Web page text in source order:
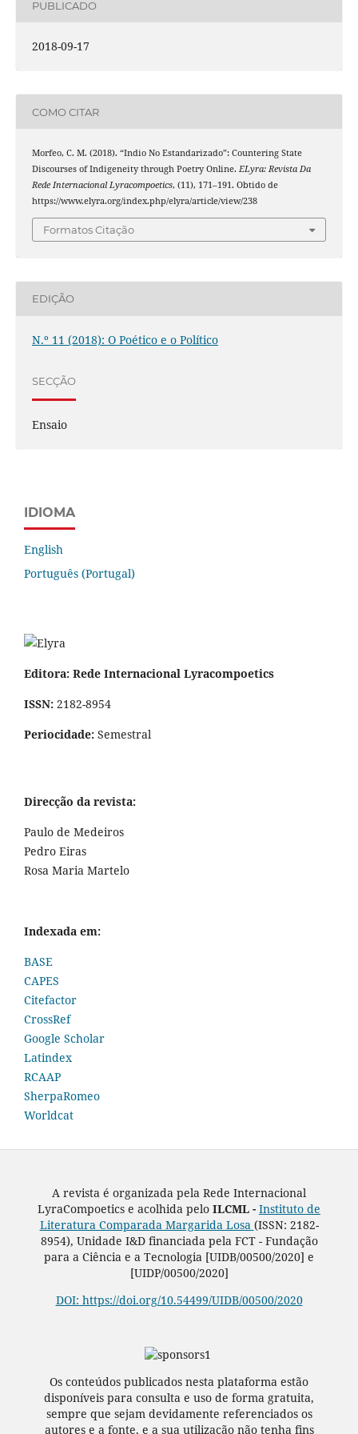
PUBLICADO
2018-09-17
COMO CITAR
Morfeo, C. M. (2018). “Indio No Estandarizado”: Countering State
Discourses of Indigeneity through Poetry Online. ELyra: Revista Da
Rede Internacional Lyracompoetics, (11), 171–191. Obtido de
https://www.elyra.org/index.php/elyra/article/view/238
Formatos Citação
EDIÇÃO
N.º 11 (2018): O Poético e o Político
SECÇÃO
Ensaio
IDIOMA
English
Português (Portugal)
Editora: Rede Internacional Lyracompoetics
ISSN: 2182-8954
Periocidade: Semestral
Direcção da revista:
Paulo de Medeiros
Pedro Eiras
Rosa Maria Martelo
Indexada em:
BASE
CAPES
Citefactor
CrossRef
Google Scholar
Latindex
RCAAP
SherpaRomeo
Worldcat
A revista é organizada pela Rede Internacional
LyraCompoetics e acolhida pelo ILCML - Instituto de
Literatura Comparada Margarida Losa (ISSN: 2182-
8954), Unidade I&D financiada pela FCT - Fundação
para a Ciência e a Tecnologia [UIDB/00500/2020] e
[UIDP/00500/2020]
DOI: https://doi.org/10.54499/UIDB/00500/2020
Os conteúdos publicados nesta plataforma estão
disponíveis para consulta e uso de forma gratuita,
sempre que sejam devidamente referenciados os
autores e a fonte, e a sua utilização não tenha fins